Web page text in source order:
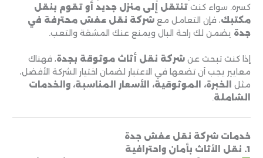
كسره. سواء كنتتنتقل إلى منزل جديد أو تقوم بنقل
مكتبك، فإن التعامل معشركة نقل عفش محترفة في
جدة يضمن لك راحة البال ويمنع عنك المشقة والتعب.
إذا كنت تبحث عنشركة نقل أثاث موثوقة بجدة، فهناك
معايير يجب أن تضعها في الاعتبار لضمان اختيار الشركة الأفضل،
مثل
الخبرة، الموثوقية، الأسعار المناسبة، والخدمات
الشاملة
خدمات شركة نقل عفش جدة
1. نقل الأثاث بأمان واحترافية